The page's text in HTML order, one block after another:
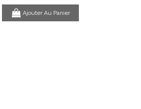
Ajouter Au Panier